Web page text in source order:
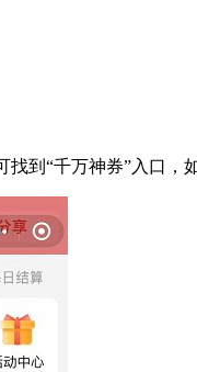
到“千万神券”入口，